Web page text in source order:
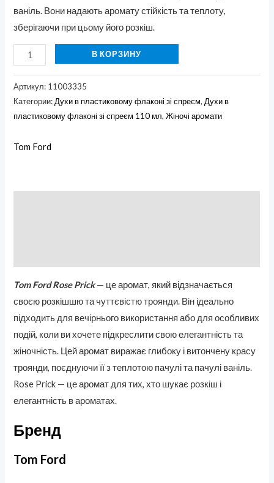
ваніль. Вони надають аромату стійкість та теплоту,
зберігаючи при цьому його розкіш.
В КОРЗИНУ
Артикул: 11003335
Категории:Духи в пластиковому флаконі зі спреєм,Духи в
пластиковому флаконі зі спреєм 110 мл,Жіночі аромати
Tom Ford
Tom Ford Rose Prick— це аромат, який відзначається
своєю розкішшю та чуттєвістю троянди. Він ідеально
підходить для вечірнього використання або для особливих
подій, коли ви хочете підкреслити свою елегантність та
жіночність. Цей аромат виражає глибоку і витончену красу
троянди, поєднуючи її з теплотою пачулі та пачулі ваніль.
Rose Prick — це аромат для тих, хто шукає розкіш і
елегантність в ароматах.
Бренд
Tom Ford